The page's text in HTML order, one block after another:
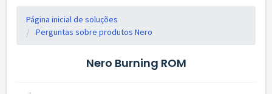
Página inicial de soluções
Perguntas sobre produtos Nero
Nero Burning ROM